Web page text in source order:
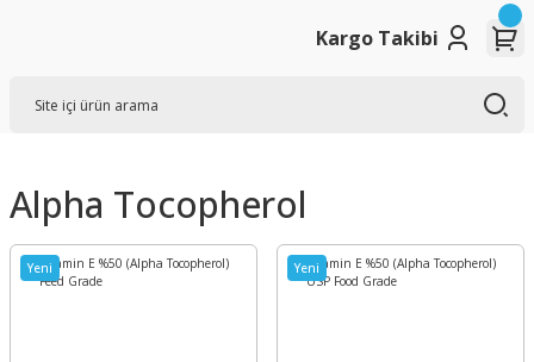
Kargo Takibi
Alpha Tocopherol
Yeni Yeni